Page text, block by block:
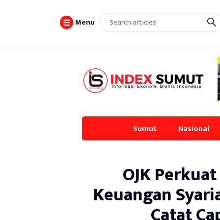
Menu
Sumut Nasional
OJK
Keuangan